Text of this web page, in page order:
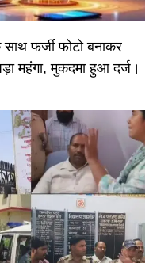
फर्जी फोटो बनाकर
महंगा, मुकदमा हुआ दर्ज।